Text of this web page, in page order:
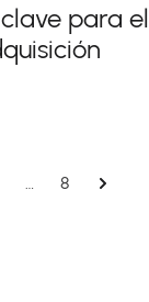
para el
8